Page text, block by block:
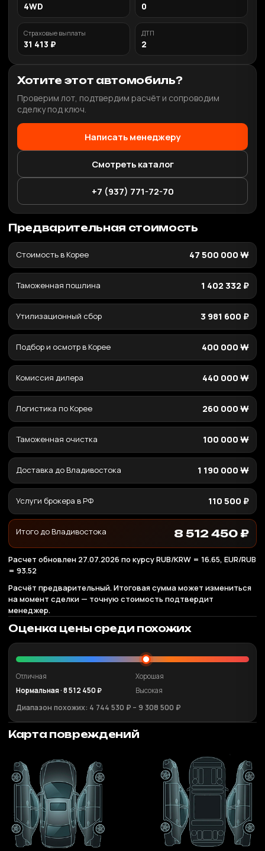
4WD 0
Страховые выплаты
31 413 ₽
ДТП
2
Хотите этот автомобиль?
Проверим лот, подтвердим расчёт и сопроводим
сделку под ключ.
Написать менеджеру
Смотреть каталог
+7 (937) 771-72-70
Предварительная стоимость
Стоимость в Корее 47 500 000 ₩
Таможенная пошлина 1 402 332 ₽
Утилизационный сбор 3 981 600 ₽
Подбор и осмотр в Корее 400 000 ₩
Комиссия дилера 440 000 ₩
Логистика по Корее 260 000 ₩
Таможенная очистка 100 000 ₩
Доставка до Владивостока 1 190 000 ₩
Услуги брокера в РФ 110 500 ₽
Итого до Владивостока 8 512 450 ₽
Расчет обновлен 27.07.2026 по курсу RUB/KRW = 16.65, EUR/RUB
= 93.52
Расчёт предварительный. Итоговая сумма может измениться
на момент сделки — точную стоимость подтвердит
менеджер.
Оценка цены среди похожих
Отличная
Хорошая
Нормальная · 8 512 450 ₽
Высокая
Диапазон похожих: 4 744 530 ₽ – 9 308 500 ₽
Карта повреждений